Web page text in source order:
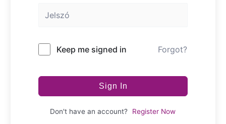
Keep me signed in Forgot?
Sign In
Don't have an account? Register Now